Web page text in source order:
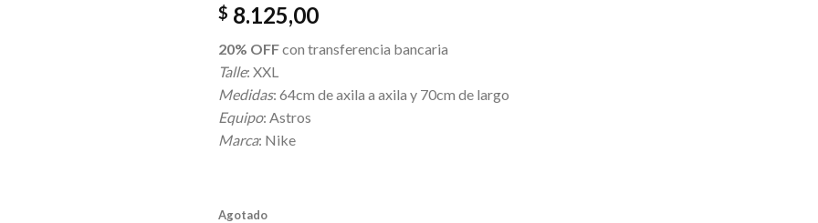
$ 8.125,00
20% OFFcon transferencia bancaria
Talle: XXL
Medidas: 64cm de axila a axila y 70cm de largo
Equipo: Astros
Marca: Nike
Agotado